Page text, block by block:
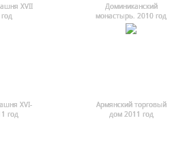
ХVII
Доминиканский
монастырь. 2010 год
XVI-
год
Армянский торговый
дом 2011 год